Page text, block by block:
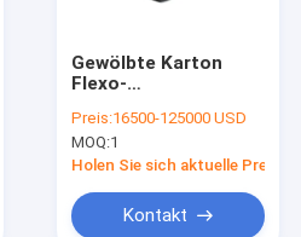
Gewölbte Karton
Flexo-
Preis:16500-125000 USD
MOQ:1
Holen Sie sich aktuelle Preis
Kontakt